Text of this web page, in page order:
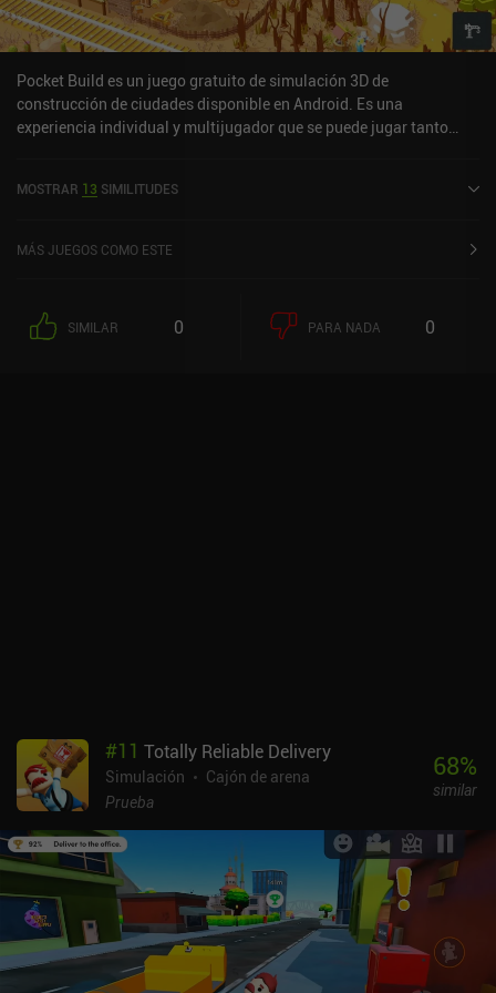
Pocket Build es un juego gratuito de simulación 3D de
construcción de ciudades disponible en Android. Es una
experiencia individual y multijugador que se puede jugar tanto
en Google Play.
MOSTRAR 13 SIMILITUDES
MÁS JUEGOS COMO ESTE
SIMILAR 0 PARA NADA 0
#11 Totally Reliable Delivery
Simulación
Cajón de arena
Prueba
68%
similar